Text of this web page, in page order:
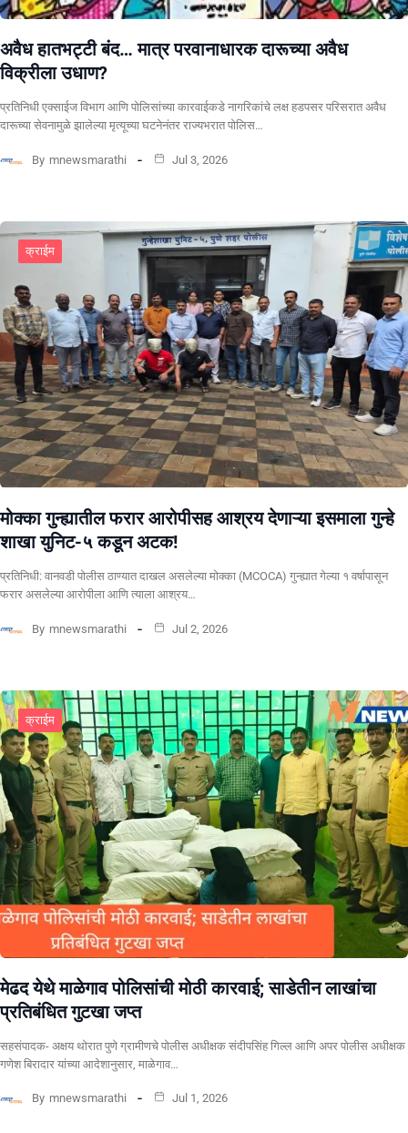
अवैध हातभट्टी बंद… मात्र परवानाधारक दारूच्या अवैध
विक्रीला उधाण?
प्रतिनिधी एक्साईज विभाग आणि पोलिसांच्या कारवाईकडे नागरिकांचे लक्ष हडपसर परिसरात अवैध
दारूच्या सेवनामुळे झालेल्या मृत्यूच्या घटनेनंतर राज्यभरात पोलिस…
By mnewsmarathi Jul 3, 2026
क्राईम
मोक्का गुन्ह्यातील फरार आरोपीसह आश्रय देणाऱ्या इसमाला गुन्हे
शाखा युनिट-५ कडून अटक!
प्रतिनिधी: वानवडी पोलीस ठाण्यात दाखल असलेल्या मोक्का (MCOCA) गुन्ह्यात गेल्या १ वर्षापासून
फरार असलेल्या आरोपीला आणि त्याला आश्रय…
By mnewsmarathi Jul 2, 2026
क्राईम
​मेढद येथे माळेगाव पोलिसांची मोठी कारवाई; साडेतीन लाखांचा
प्रतिबंधित गुटखा जप्त
सहसंपादक- अक्षय थोरात पुणे ग्रामीणचे पोलीस अधीक्षक संदीपसिंह गिल्ल आणि अपर पोलीस अधीक्षक
गणेश बिरादार यांच्या आदेशानुसार, माळेगाव…
By mnewsmarathi Jul 1, 2026